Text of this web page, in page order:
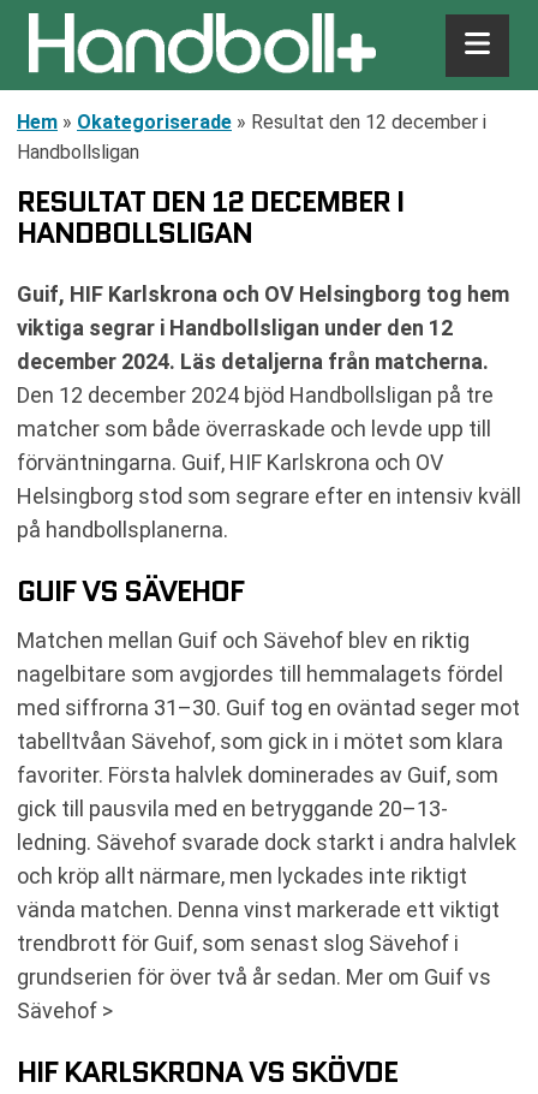
Hem » Okategoriserade » Resultat den 12 december i
Handbollsligan
RESULTAT DEN 12 DECEMBER I
HANDBOLLSLIGAN
Guif, HIF Karlskrona och OV Helsingborg tog hem
viktiga segrar i Handbollsligan under den 12
december 2024. Läs detaljerna från matcherna.
Den 12 december 2024 bjöd Handbollsligan på tre
matcher som både överraskade och levde upp till
förväntningarna. Guif, HIF Karlskrona och OV
Helsingborg stod som segrare efter en intensiv kväll
på handbollsplanerna.
GUIF VS SÄVEHOF
Matchen mellan Guif och Sävehof blev en riktig
nagelbitare som avgjordes till hemmalagets fördel
med siffrorna 31–30. Guif tog en oväntad seger mot
tabelltvåan Sävehof, som gick in i mötet som klara
favoriter. Första halvlek dominerades av Guif, som
gick till pausvila med en betryggande 20–13-
ledning. Sävehof svarade dock starkt i andra halvlek
och kröp allt närmare, men lyckades inte riktigt
vända matchen. Denna vinst markerade ett viktigt
trendbrott för Guif, som senast slog Sävehof i
grundserien för över två år sedan. Mer om Guif vs
Sävehof >
HIF KARLSKRONA VS SKÖVDE